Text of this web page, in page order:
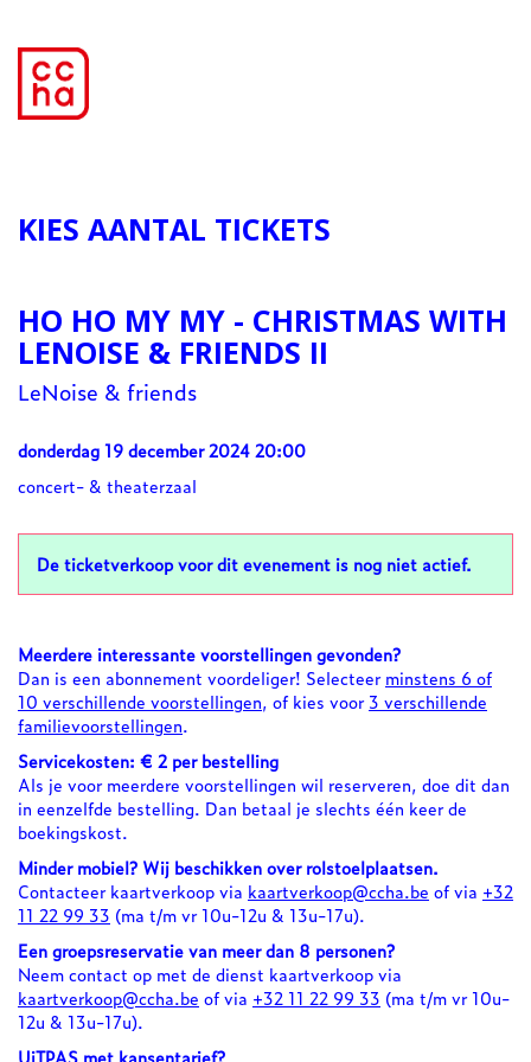
KIES AANTAL TICKETS
HO HO MY MY - CHRISTMAS WITH
LENOISE & FRIENDS II
LeNoise & friends
donderdag 19 december 2024 20:00
concert- & theaterzaal
De ticketverkoop voor dit evenement is nog niet actief.
Meerdere interessante voorstellingen gevonden?
Dan is een abonnement voordeliger! Selecteerminstens 6 of
10 verschillende voorstellingen, of kies voor3 verschillende
familievoorstellingen.
Servicekosten: € 2 per bestelling
Als je voor meerdere voorstellingen wil reserveren, doe dit dan
in eenzelfde bestelling. Dan betaal je slechts één keer de
boekingskost.
Minder mobiel? Wij beschikken over rolstoelplaatsen.
Contacteer kaartverkoop via kaartverkoop@ccha.be of via +32
11 22 99 33 (ma t/m vr 10u-12u & 13u-17u).
Een groepsreservatie van meer dan 8 personen?
Neem contact op met de dienst kaartverkoop via
kaartverkoop@ccha.be of via +32 11 22 99 33 (ma t/m vr 10u-
12u & 13u-17u).
UiTPAS met kansentarief?